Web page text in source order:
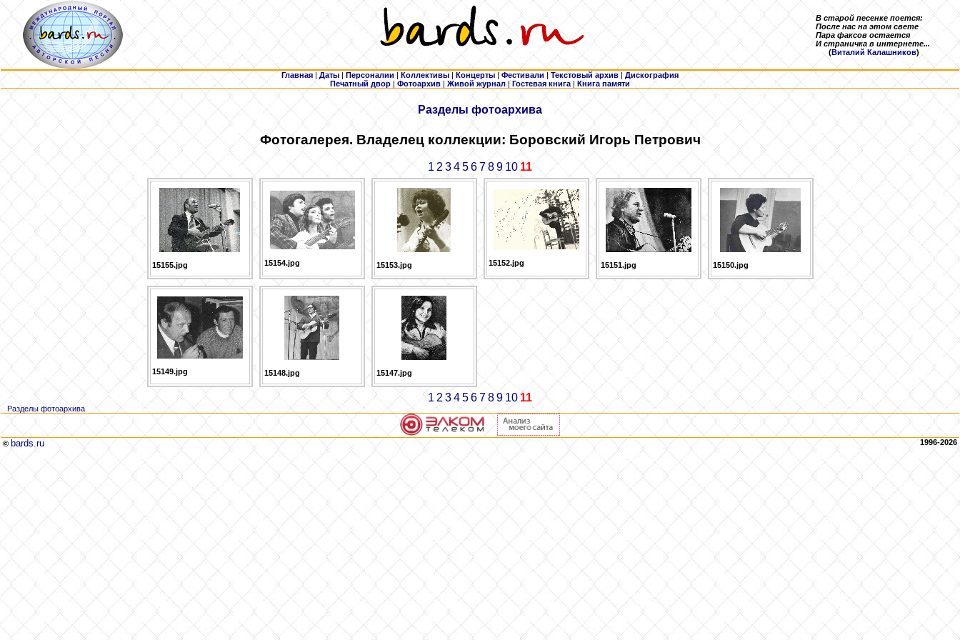
В старой песенке поется:
После нас на этом свете
Пара факсов остается
И страничка в интернете...
(Виталий Калашников)
Главная | Даты | Персоналии | Коллективы | Концерты | Фестивали | Текстовый архив | Дискография
Печатный двор | Фотоархив | Живой журнал |Гостевая книга | Книга памяти
Разделы фотоархива
Фотогалерея. Владелец коллекции: Боровский Игорь Петрович
1 2 3456789 10 11
15155.jpg 15154.jpg 15153.jpg 15152.jpg 15151.jpg 15150.jpg
15149.jpg 15148.jpg 15147.jpg
1 2 3456789 1011
Разделы фотоархива
© bards.ru 1996-2026